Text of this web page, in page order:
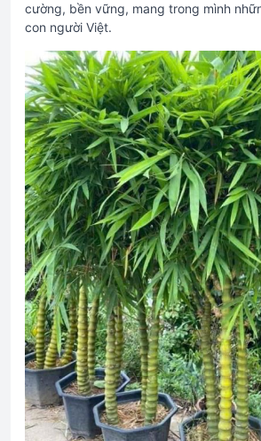
cường, bền vững, mang trong mình
con người Việt.